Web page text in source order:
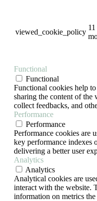
viewed_cookie_policy
11
Functional
Functional
Functional cookies help
sharing the content of the
collect feedbacks, and
Performance
Performance
Performance cookies are
key performance indexes
delivering a better user
Analytics
Analytics
Analytical cookies are
interact with the website.
information on metrics